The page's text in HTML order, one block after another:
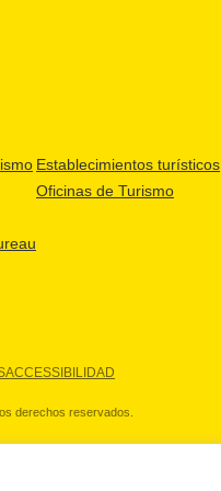
Establecimientos turísticos
Oficinas de Turismo
ACCESSIBILIDAD
derechos reservados.